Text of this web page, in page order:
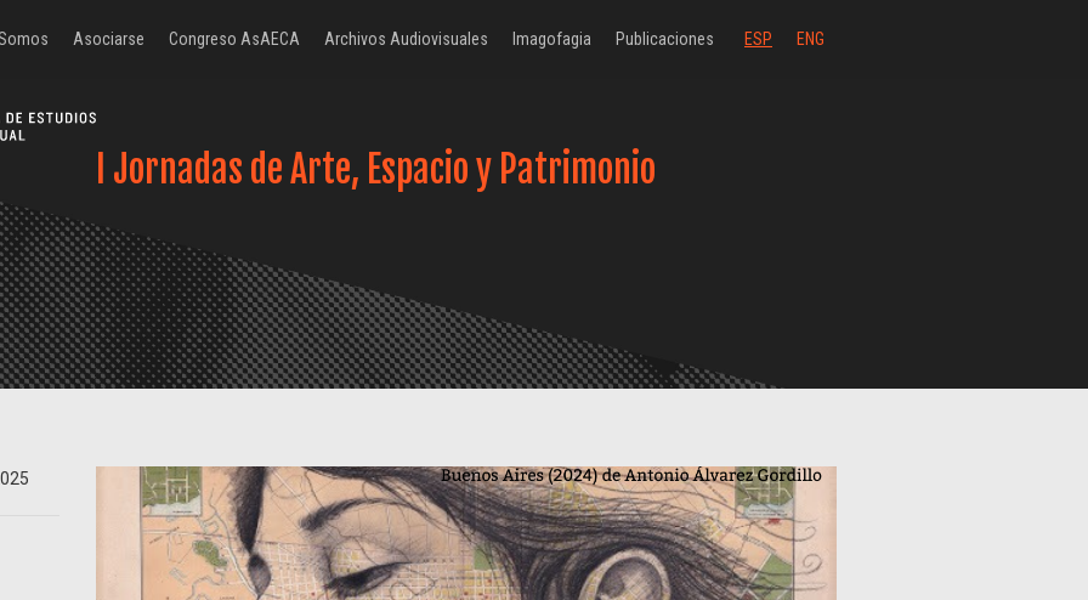
ESP ENG
Asociarse Congreso AsAECA Archivos Audiovisuales Imagofagia Publicaciones
I Jornadas de Arte, Espacio y Patrimonio